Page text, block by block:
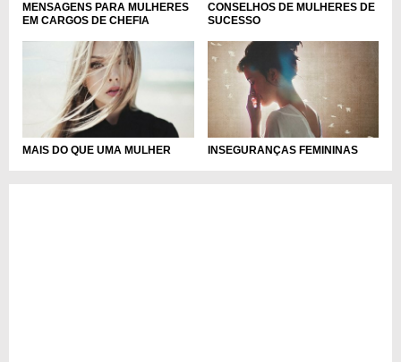
MENSAGENS PARA MULHERES
EM CARGOS DE CHEFIA
CONSELHOS DE MULHERES DE
SUCESSO
MAIS DO QUE UMA MULHER INSEGURANÇAS FEMININAS